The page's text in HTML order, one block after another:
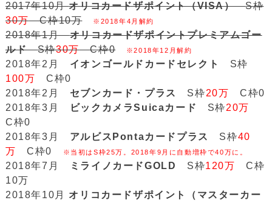
2017年10月オリコカードザポイント（VISA）S枠
30万C枠10万 ※2018年4月解約
2018年1月オリコカードザポイントプレミアムゴー
ルドS枠30万C枠0 ※2018年12月解約
2018年2月 イオンゴールドカードセレクト
S枠
100万 C枠0
2018年2月 セブンカード・プラス S枠20万 C枠0
2018年3月
ビックカメラSuicaカード S枠20万
C枠0
2018年3月 アルビスPontaカードプラス S枠40
万 C枠0 ※当初はS枠25万。2018年9月に自動増枠で40万に。
2018年7月 ミライノカードGOLD S枠120万 C枠
10万
2018年10月 オリコカードザポイント（マスターカー